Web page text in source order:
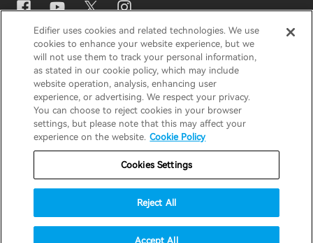
Diventa distributore
Impostazioni EQ
Snapdragon Sound™
Streaming musicale
EDIFIERAIRPULSESTAXHECATE
Informativa sulla privacy Informativa sui cookie
Termini di utilizzo
Italia / Italiano
Copyright © 2026 Edifier. All rights reserved.
Edifier uses cookies and related technologies. We use
cookies to enhance your website experience, but we
will not use them to track your personal information,
as stated in our cookie policy, which may include
website operation, analysis, enhancing user
experience, or advertising. We respect your privacy.
You can choose to reject cookies in your browser
settings, but please note that this may affect your
experience on the website. Cookie Policy
Cookies Settings
Reject All
Accept All